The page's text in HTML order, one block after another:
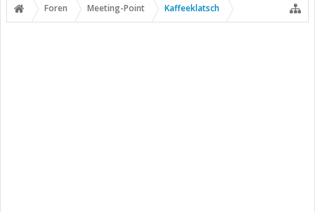
Foren Meeting-Point Kaffeeklatsch